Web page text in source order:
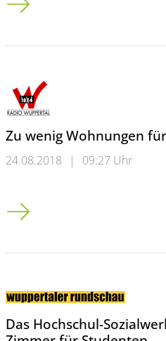
Zu wenig Wohnungen
24.08.2018 | 09:27 Uhr
Zu wenig Wohnungen für
Das Hochschul-